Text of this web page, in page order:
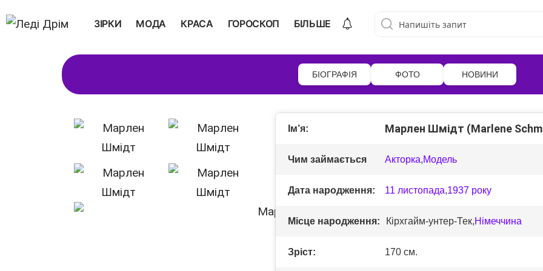
ЗІРКИ МОДА КРАСА ГОРОСКОП БІЛЬШЕ
БІОГРАФІЯ ФОТО НОВИНИ
Ім’я: Марлен Шмідт (Marlene
Чим займається Акторка,Модель
Дата народження: 11 листопада,1937 року
Місце народження: Кірхгайм-унтер-Тек,Німеччина
Зріст: 170 см.